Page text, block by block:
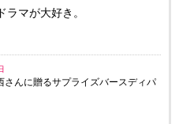
ラマが大好き。
さんに贈るサプライズバースディパ